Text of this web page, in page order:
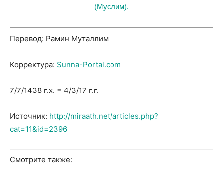
(Муслим).
Перевод: Рамин Муталлим
Корректура: Sunna-Portal.com
7/7/1438 г.х. = 4/3/17 г.г.
Источник: http://miraath.net/articles.php?
cat=11&id=2396
Смотрите также: